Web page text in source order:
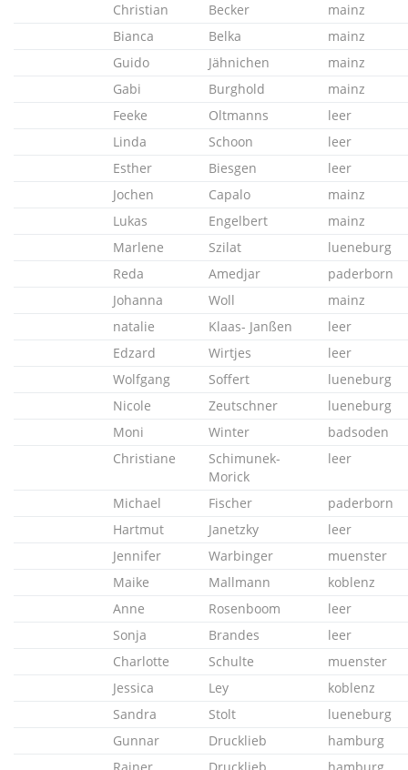
Christian
Becker
mainz
Bianca
Belka
mainz
Guido
Jähnichen
mainz
Gabi
Burghold
mainz
Feeke
Oltmanns
leer
Linda
Schoon
leer
Esther
Biesgen
leer
Jochen
Capalo
mainz
Lukas
Engelbert
mainz
Marlene
Szilat
lueneburg
Reda
Amedjar
paderborn
Johanna
Woll
mainz
natalie
Klaas- Janßen
leer
Edzard
Wirtjes
leer
Wolfgang
Soffert
lueneburg
Nicole
Zeutschner
lueneburg
Moni
Winter
badsoden
Christiane
Schimunek-
Morick
leer
Michael Fischer
paderborn
Hartmut
Janetzky
leer
Jennifer
Warbinger
muenster
Maike
Mallmann
koblenz
Anne
Rosenboom
leer
Sonja
Brandes
leer
Charlotte
Schulte
muenster
Jessica
Ley
koblenz
Sandra
Stolt
lueneburg
Gunnar
Drucklieb
hamburg